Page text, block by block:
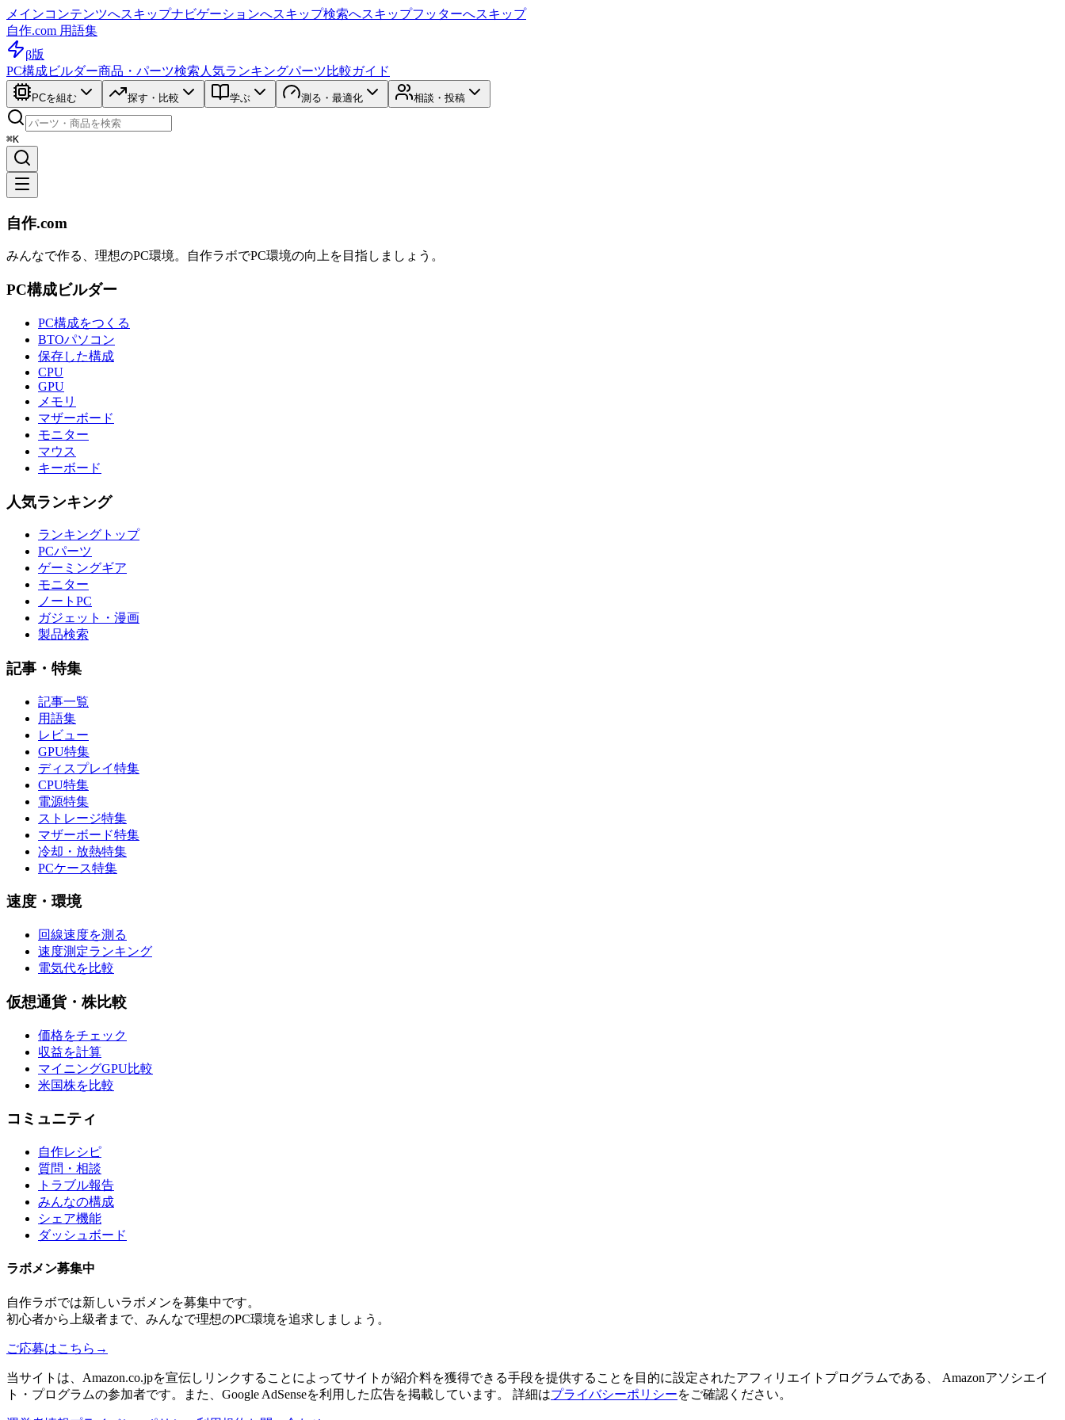
メインコンテンツへスキップナビゲーションへスキップ検索へスキップフッターへスキップ
自作.com 用語集
β版
PC構成ビルダー商品・パーツ検索 人気ランキングパーツ比較ガイド
PCを組む 探す・比較 学ぶ 測る・最適化 相談・投稿
⌘K
自作.com
みんなで作る、理想のPC環境。 自作ラボでPC環境の向上を目指しましょう。
PC構成ビルダー
PC構成をつくる
BTOパソコン
保存した構成
CPU
GPU
メモリ
マザーボード
モニター
マウス
キーボード
人気ランキング
ランキングトップ
PCパーツ
ゲーミングギア
モニター
ノートPC
ガジェット・漫画
製品検索
記事・特集
記事一覧
用語集
レビュー
GPU特集
ディスプレイ特集
CPU特集
電源特集
ストレージ特集
マザーボード特集
冷却・放熱特集
PCケース特集
速度・環境
回線速度を測る
速度測定ランキング
電気代を比較
仮想通貨・株比較
価格をチェック
収益を計算
マイニングGPU比較
米国株を比較
コミュニティ
自作レシピ
質問・相談
トラブル報告
みんなの構成
シェア機能
ダッシュボード
ラボメン募集中
自作ラボでは新しいラボメンを募集中です。
初心者から上級者まで、みんなで理想のPC環境を追求しましょう。
ご応募はこちら →
当サイトは、Amazon.co.jpを宣伝しリンクすることによってサイトが紹介料を獲得できる手段を提供することを目的に設定されたアフィリエイトプログラムである、 Amazonアソシエイ
ト・プログラムの参加者です。また、Google AdSenseを利用した広告を掲載しています。 詳細はプライバシーポリシーをご確認ください。